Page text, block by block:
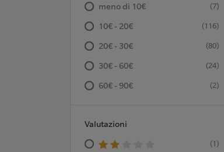
meno di 10€
(7)
10€ - 20€ (116)
20€ - 30€ (80)
30€ - 60€ (24)
60€ - 90€ (2)
Valutazioni
(1)